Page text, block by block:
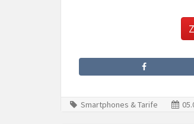
Smartphones & Tarife